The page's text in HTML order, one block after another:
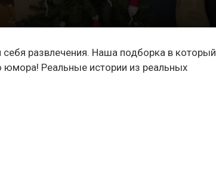
развлечения. Наша подборка в который
юмора! Реальные истории из реальных